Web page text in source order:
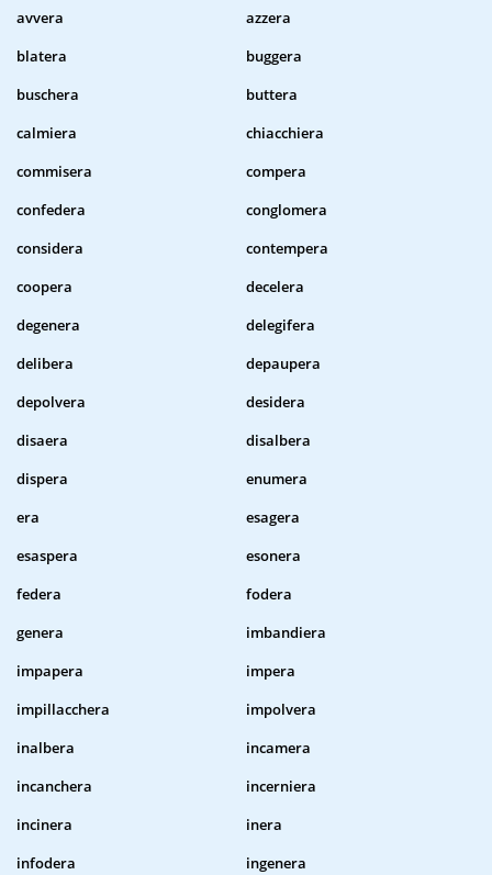
avvera
azzera
blatera
buggera
buschera
buttera
calmiera
chiacchiera
commisera
compera
confedera
conglomera
considera
contempera
coopera
decelera
degenera
delegifera
delibera
depaupera
depolvera
desidera
disaera
disalbera
dispera
enumera
era
esagera
esaspera
esonera
federa
fodera
genera
imbandiera
impapera
impera
impillacchera
impolvera
inalbera
incamera
incanchera
incerniera
incinera
inera
infodera
ingenera